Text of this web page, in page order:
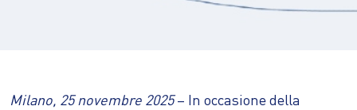
Milano, 25 novembre 2025– In occasione della